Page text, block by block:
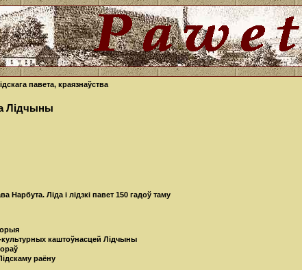
павета, краязнаўства
Лідчыны
Нарбута. Лiда i лiдзкi павет 150 гадоў таму
культурных каштоўнасцей Лідчыны
раёну